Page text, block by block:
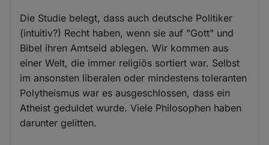
Die Studie belegt, dass auch deutsche Politiker
(intuitiv?) Recht haben, wenn sie auf "Gott" und
Bibel ihren Amtseid ablegen. Wir kommen aus
einer Welt, die immer religiös sortiert war. Selbst
im ansonsten liberalen oder mindestens toleranten
Polytheismus war es ausgeschlossen, dass ein
Atheist geduldet wurde. Viele Philosophen haben
darunter gelitten.